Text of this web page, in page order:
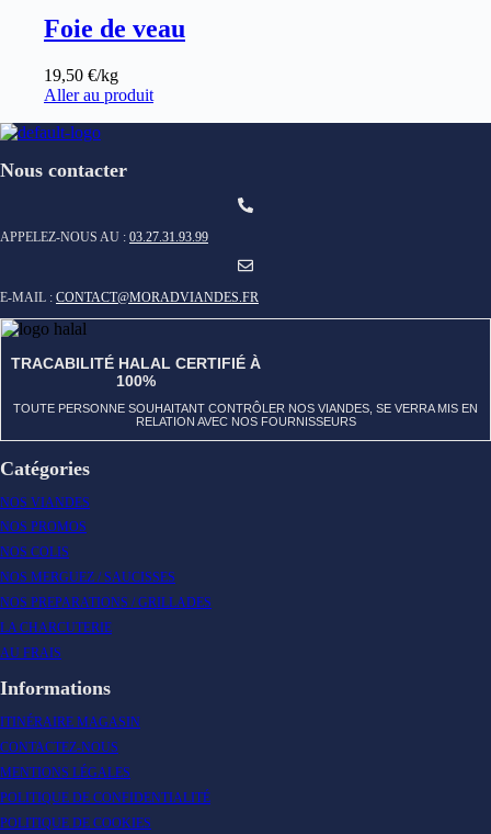
Foie de veau
19,50 €/kg
Aller au produit
Nous contacter
APPELEZ-NOUS AU : 03.27.31.93.99
E-MAIL : CONTACT@MORADVIANDES.FR
TRACABILITÉ HALAL CERTIFIÉ À
100%
TOUTE PERSONNE SOUHAITANT CONTRÔLER NOS VIANDES, SE VERRA MIS EN
RELATION AVEC NOS FOURNISSEURS
Catégories
NOS VIANDES
NOS PROMOS
NOS COLIS
NOS MERGUEZ / SAUCISSES
NOS PREPARATIONS / GRILLADES
LA CHARCUTERIE
AU FRAIS
Informations
ITINÉRAIRE MAGASIN
CONTACTEZ-NOUS
MENTIONS LÉGALES
POLITIQUE DE CONFIDENTIALITÉ
POLITIQUE DE COOKIES